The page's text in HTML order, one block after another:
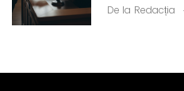
De la Redacția .